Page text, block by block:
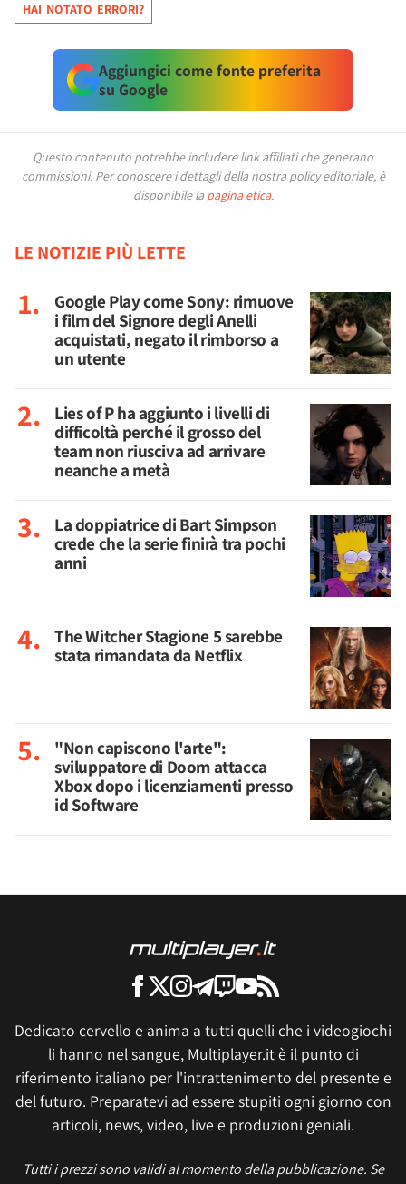
HAI NOTATO ERRORI?
Aggiungici come fonte preferita
su Google
Questo contenuto potrebbe includere link affiliati che generano
commissioni. Per conoscere i dettagli della nostra policy editoriale, è
disponibile la pagina etica.
LE NOTIZIE PIÙ LETTE
Google Play come Sony: rimuove
i film del Signore degli Anelli
acquistati, negato il rimborso a
un utente
Lies of P ha aggiunto i livelli di
difficoltà perché il grosso del
team non riusciva ad arrivare
neanche a metà
La doppiatrice di Bart Simpson
crede che la serie finirà tra pochi
anni
The Witcher Stagione 5 sarebbe
stata rimandata da Netflix
"Non capiscono l'arte":
sviluppatore di Doom attacca
Xbox dopo i licenziamenti presso
id Software
Dedicato cervello e anima a tutti quelli che i videogiochi
li hanno nel sangue, Multiplayer.it è il punto di
riferimento italiano per l'intrattenimento del presente e
del futuro. Preparatevi ad essere stupiti ogni giorno con
articoli, news, video, live e produzioni geniali.
Tutti i prezzi sono validi al momento della pubblicazione. Se